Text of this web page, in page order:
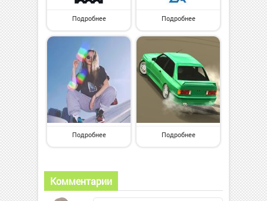
Подробнее Подробнее
Подробнее Подробнее
Комментарии